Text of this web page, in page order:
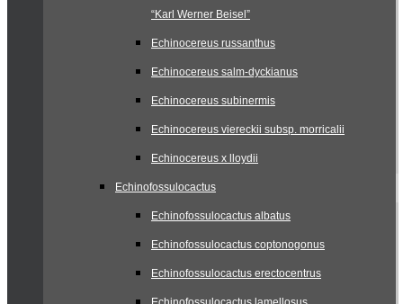
“Karl Werner Beisel”
Echinocereus russanthus
Echinocereus salm-dyckianus
Echinocereus subinermis
Echinocereus viereckii subsp. morricalii
Echinocereus x lloydii
Echinofossulocactus
Echinofossulocactus albatus
Echinofossulocactus coptonogonus
Echinofossulocactus erectocentrus